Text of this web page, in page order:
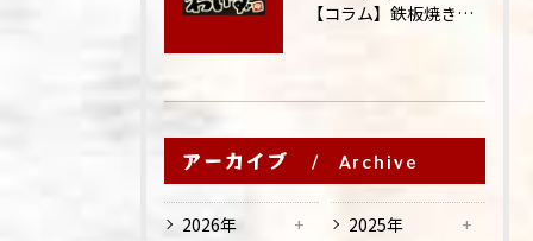
【コラム】鉄板焼きが"コミュニケーション飯"と呼ばれる理由
アーカイブ Archive
2026年 2025年